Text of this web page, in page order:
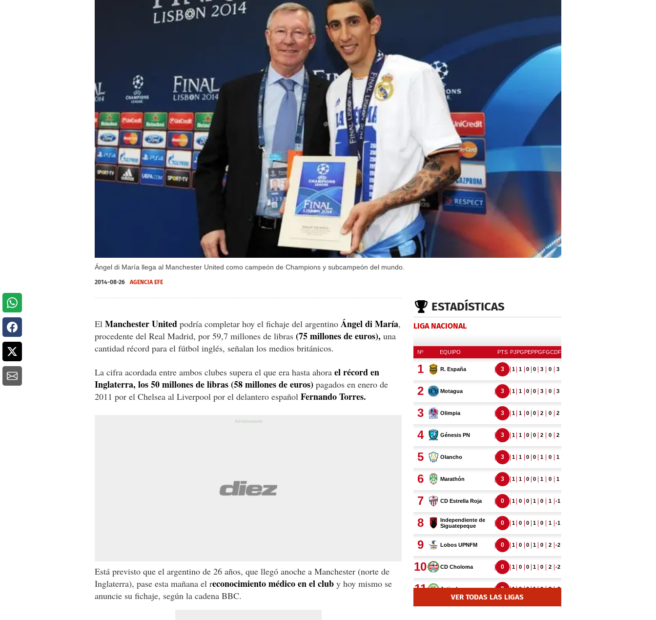
Ángel di María llega al Manchester United como campeón de Champions y subcampeón del mundo.
2014-08-26 AGENCIA EFE
El Manchester United podría completar hoy el fichaje del argentino Ángel di María,
procedente del Real Madrid, por 59,7 millones de libras (75 millones de euros), una
cantidad récord para el fútbol inglés, señalan los medios británicos.
La cifra acordada entre ambos clubes supera el que era hasta ahora el récord en
Inglaterra, los 50 millones de libras (58 millones de euros) pagados en enero de
2011 por el Chelsea al Liverpool por el delantero español Fernando Torres.
Está previsto que el argentino de 26 años, que llegó anoche a Manchester (norte de
Inglaterra), pase esta mañana el reconocimiento médico en el club y hoy mismo se
anuncie su fichaje, según la cadena BBC.
ESTADÍSTICAS
LIGA NACIONAL
VER TODAS LAS LIGAS